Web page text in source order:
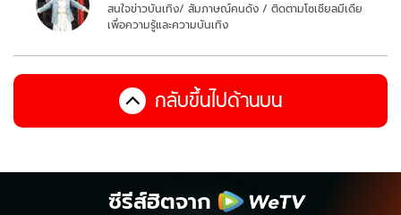
สนใจข่าวบันเทิง/ สัมภาษณ์คนดัง / ติดตามโซเชียลมีเดีย
เพื่อความรู้และความบันเทิง
กลับขึ้นไปด้านบน
ซีรีส์ฮิตจาก